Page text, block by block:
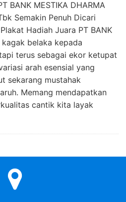
BANK MESTIKA DHARMA
Semakin Penuh Dicari
Hadiah Juara PT BANK
kagak belaka kepada
terus sebagai ekor ketupat
arah esensial yang
sekarang mustahak
Memang mendapatkan
cantik kita layak